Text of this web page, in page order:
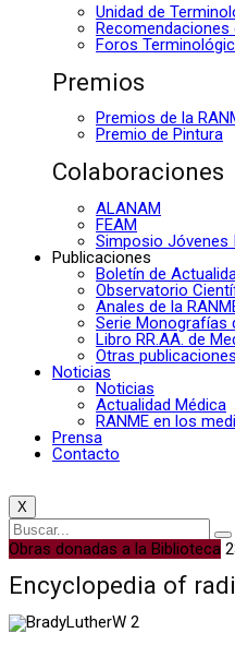
Unidad de
Recomendaciones
Foros
Premios
Premios de la
Premio de Pintura
Colaboraciones
ALANAM
FEAM
Simposio Jóvenes
Publicaciones
Boletín de
Observatorio
Anales de la
Serie Monografías
Libro RR.AA. de
Otras publicaciones
Noticias
Noticias
Actualidad Médica
RANME en los
Prensa
Contacto
X
Obras donadas a la Biblioteca
Encyclopedia of